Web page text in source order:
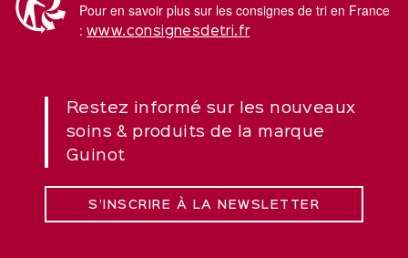
Pour en savoir plus sur les consignes de tri en France
: www.consignesdetri.fr
Restez informé sur les nouveaux
soins & produits de la marque
Guinot
S’INSCRIRE À LA NEWSLETTER